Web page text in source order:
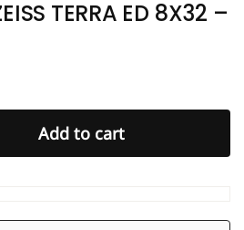
TERRA ED 8X32 –
Add to cart